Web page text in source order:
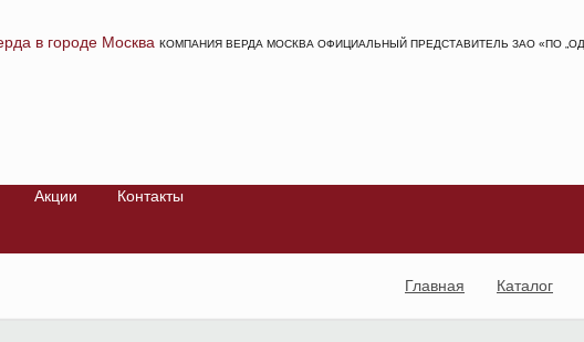
КОМПАНИЯ ВЕРДА МОСКВА ОФИЦИАЛЬНЫЙ ПРЕДСТАВИТЕЛЬ ЗАО «ПО
Акции
Контакты
Главная Каталог